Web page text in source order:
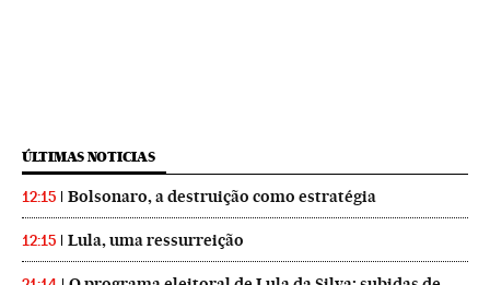
ÚLTIMAS NOTICIAS
12:15 Bolsonaro, a destruição como estratégia
12:15 Lula, uma ressurreição